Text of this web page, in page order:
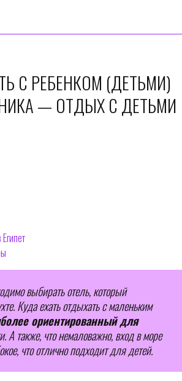
С РЕБЕНКОМ (ДЕТЬМИ)
— ОТДЫХ С ДЕТЬМИ
выбирать отель, который
Куда ехать отдыхать с маленьким
ориентированный для
А также, что немаловажно, вход в море
что отлично подходит для детей.